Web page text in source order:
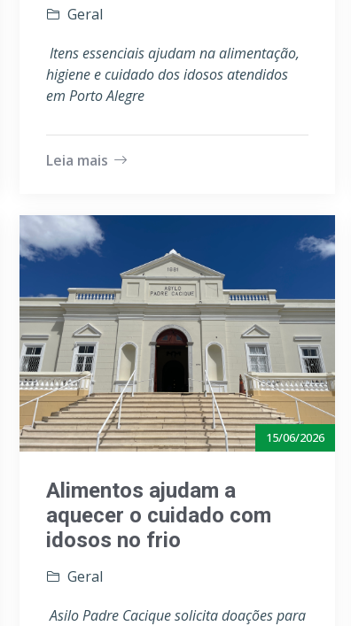
Geral
Itens essenciais ajudam na alimentação,
higiene e cuidado dos idosos atendidos
em Porto Alegre
Leia mais
15/06/2026
Alimentos ajudam a
aquecer o cuidado com
idosos no frio
Geral
Asilo Padre Cacique solicita doações para